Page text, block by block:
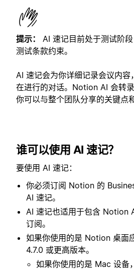
提示：
AI 速记目前处于测试阶
测试条款约束。
AI 速记会为你详细记录会议内容
在进行的对话。Notion AI 会转
你可以与整个团队分享的关键点
谁可以使用 AI 速记？
要使用 AI 速记：
你必须订阅 Notion 的
AI 速记。
AI 速记也适用于包含 Notion
订阅。
如果你使用的是 Notion 桌面
4.7.0 或更高版本。
如果你使用的是 Mac 设备